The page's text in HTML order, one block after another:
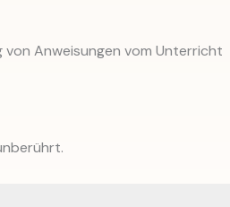
Anweisungen vom Unterricht